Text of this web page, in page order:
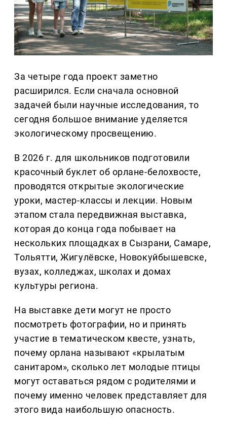
За четыре года проект заметно
расширился. Если сначала основной
задачей были научные исследования, то
сегодня большое внимание уделяется
экологическому просвещению.
В 2026 г. для школьников подготовили
красочный буклет об орлане-белохвосте,
проводятся открытые экологические
уроки, мастер-классы и лекции. Новым
этапом стала передвижная выставка,
которая до конца года побывает на
нескольких площадках в Сызрани, Самаре,
Тольятти, Жигулёвске, Новокуйбышевске,
вузах, колледжах, школах и домах
культуры региона.
На выставке дети могут не просто
посмотреть фотографии, но и принять
участие в тематическом квесте, узнать,
почему орлана называют «крылатым
санитаром», сколько лет молодые птицы
могут оставаться рядом с родителями и
почему именно человек представляет для
этого вида наибольшую опасность.